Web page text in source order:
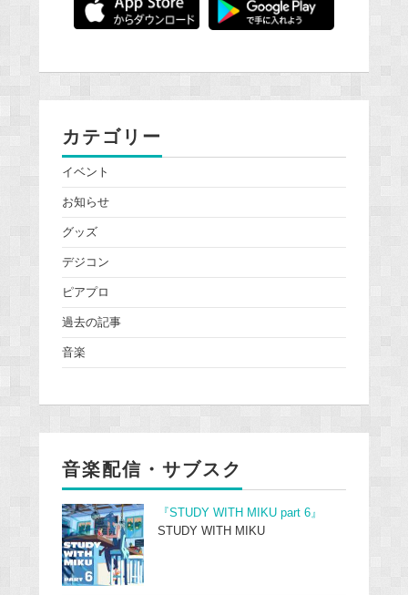
カテゴリー
イベント
お知らせ
グッズ
デジコン
ピアプロ
過去の記事
音楽
音楽配信・サブスク
『STUDY WITH MIKU part 6』
STUDY WITH MIKU